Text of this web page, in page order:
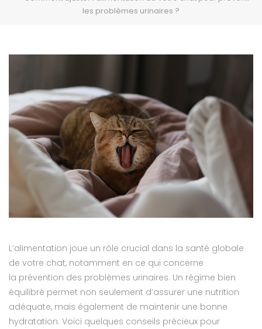
les problèmes urinaires ?
L’alimentation joue un rôle crucial dans la santé globale
de votre chat, notamment en ce qui concerne
la prévention des problèmes urinaires. Un régime bien
équilibré permet non seulement d’assurer une nutrition
adéquate, mais également de maintenir une bonne
hydratation. Voici quelques conseils précieux pour